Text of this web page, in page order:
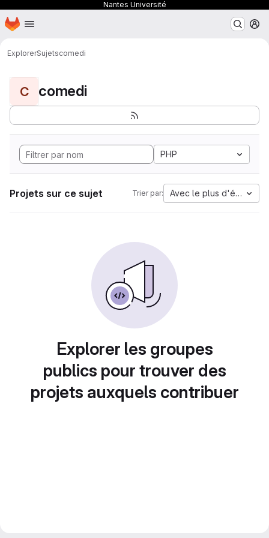
Nantes Université
Passer au contenu principal
Page d'accueil
ExplorerSujetscomedi
C comedi
PHP
Projets sur ce sujet Trier par: Avec le plus d'étoiles
Explorer les groupes
publics pour trouver des
projets auxquels contribuer